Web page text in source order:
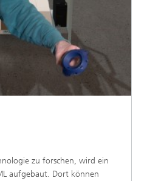
zu forschen, wird ein
aufgebaut. Dort können